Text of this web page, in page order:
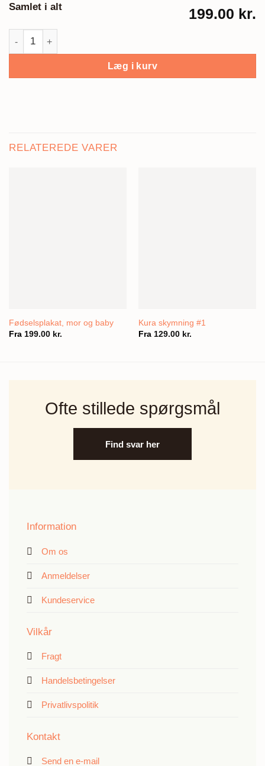
Samlet i alt 199.00 kr.
Jobplakat, Murer antal
Læg i kurv
RELATEREDE VARER
Fødselsplakat, mor og baby
Fra 199.00 kr.
Kura skymning #1
Fra 129.00 kr.
Ofte stillede spørgsmål
Find svar her
Information
Om os
Anmeldelser
Kundeservice
Vilkår
Fragt
Handelsbetingelser
Privatlivspolitik
Kontakt
Send en e-mail